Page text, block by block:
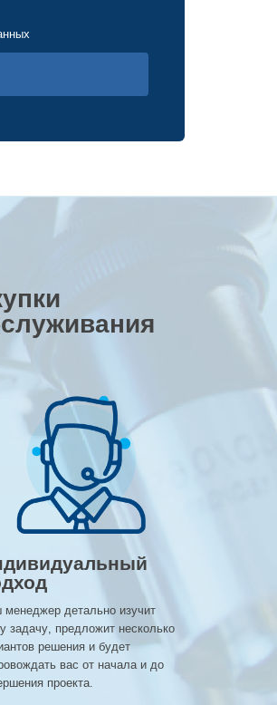
детально изучит
задачу, предложит несколько
решения и будет
вас от начала и до
проекта.